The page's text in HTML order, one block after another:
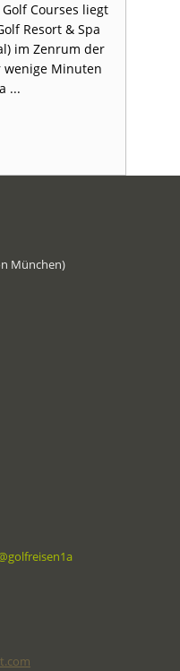
Courses liegt
Resort & Spa
im Zenrum der
wenige Minuten
...
München)